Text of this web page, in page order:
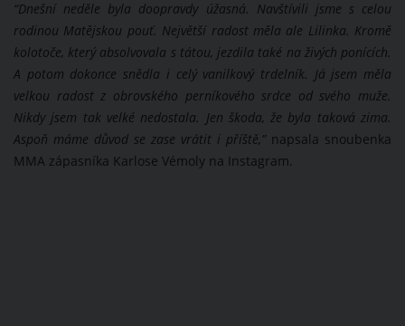
“Dnešní neděle byla doopravdy úžasná. Navštívili jsme s celou
rodinou Matějskou pouť. Největší radost měla ale Lilinka. Kromě
kolotoče, který absolvovala s tátou, jezdila také na živých ponících.
A potom dokonce snědla i celý vanilkový trdelník. Já jsem měla
velkou radost z obrovského perníkového srdce od svého muže.
Nikdy jsem tak velké nedostala. Jen škoda, že byla taková zima.
Aspoň máme důvod se zase vrátit i příště,”napsala snoubenka
MMA zápasníka Karlose Vémoly na Instagram.